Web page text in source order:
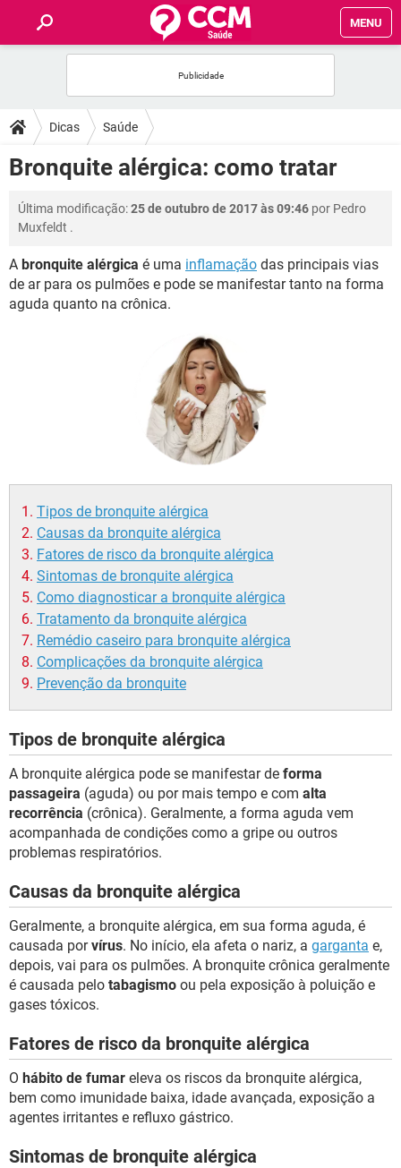
MENU
FÓRUM
SAÚDE
FAMÍLIA
BEM-ESTAR
Dicas Saúde
Bronquite alérgica: como tratar
Última modificação:25 de outubro de 2017 às 09:46 por Pedro
Muxfeldt .
A bronquite alérgica é uma inflamação das principais vias
de ar para os pulmões e pode se manifestar tanto na forma
aguda quanto na crônica.
Tipos de bronquite alérgica
Causas da bronquite alérgica
Fatores de risco da bronquite alérgica
Sintomas de bronquite alérgica
Como diagnosticar a bronquite alérgica
Tratamento da bronquite alérgica
Remédio caseiro para bronquite alérgica
Complicações da bronquite alérgica
Prevenção da bronquite
Tipos de bronquite alérgica
A bronquite alérgica pode se manifestar de forma
passageira (aguda) ou por mais tempo e com alta
recorrência (crônica). Geralmente, a forma aguda vem
acompanhada de condições como a gripe ou outros
problemas respiratórios.
Causas da bronquite alérgica
Geralmente, a bronquite alérgica, em sua forma aguda, é
causada porvírus. No início, ela afeta o nariz, a garganta e,
depois, vai para os pulmões. A bronquite crônica geralmente
é causada pelo tabagismo ou pela exposição à poluição e
gases tóxicos.
Fatores de risco da bronquite alérgica
O hábito de fumar eleva os riscos da bronquite alérgica,
bem como imunidade baixa, idade avançada, exposição a
agentes irritantes e refluxo gástrico.
Sintomas de bronquite alérgica